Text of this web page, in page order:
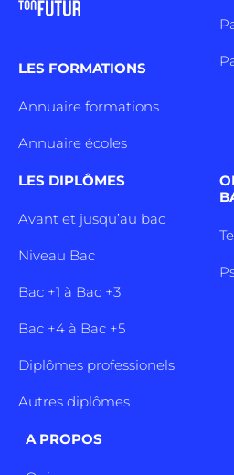
LES FORMATIONS
Annuaire formations
Annuaire écoles
LES DIPLÔMES
Avant et jusqu’au bac
Niveau Bac
Bac +1 à Bac +3
Bac +4 à Bac +5
Diplômes professionels
Autres diplômes
A PROPOS